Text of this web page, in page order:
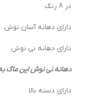
در 8 رنگ
دارای دهانه آسان نوش
دارای دهانه نی نوش
دهانه نی نوش این ماگ
دارای دسته بالا